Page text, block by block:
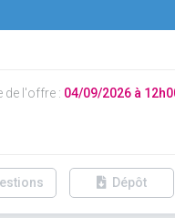
de l'offre : 04/09/2026 à
Dépôt